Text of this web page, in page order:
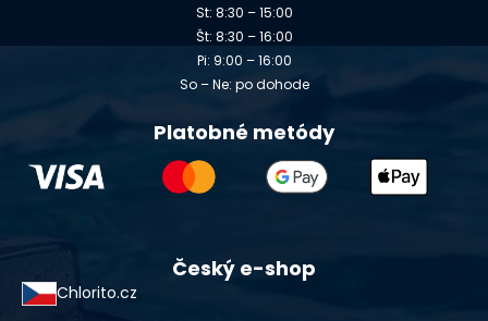
St: 8:30 – 15:00
Št: 8:30 – 16:00
Pi: 9:00 – 16:00
So – Ne: po dohode
Platobné metódy
Český e-shop
Chlorito.cz